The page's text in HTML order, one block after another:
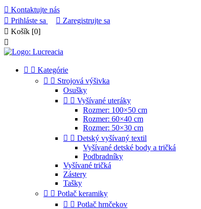
 Kontaktujte nás
 Prihláste sa  Zaregistrujte sa
 Košík [0]

  Kategórie
  Strojová výšivka
Osušky
  Vyšívané uteráky
Rozmer: 100×50 cm
Rozmer: 60×40 cm
Rozmer: 50×30 cm
  Detský vyšívaný textil
Vyšívané detské body a tričká
Podbradníky
Vyšívané tričká
Zástery
Tašky
  Potlač keramiky
  Potlač hrnčekov